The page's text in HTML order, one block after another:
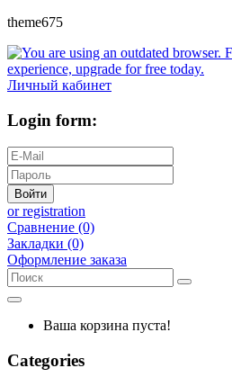
theme675
Личный кабинет
Login form:
Войти
or registration
Сравнение (0)
Закладки (0)
Оформление заказа
Ваша корзина пуста!
Categories